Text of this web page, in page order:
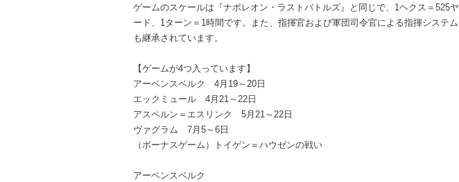
ゲームのスケールは『ナポレオン・ラストバトルズ』と同じで、1ヘクス＝525ヤ
ード、1ターン＝1時間です。また、指揮官および軍団司令官による指揮システム
も継承されています。
【ゲームが4つ入っています】
アーベンスベルク 4月19～20日
エックミュール 4月21～22日
アスペルン＝エスリンク 5月21～22日
ヴァグラム 7月5～6日
（ボーナスゲーム）トイゲン＝ハウゼンの戦い
アーベンスベルク